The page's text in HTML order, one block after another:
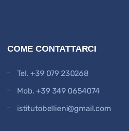
COME CONTATTARCI
Tel.+39 079 230268
Mob.+39 349 0654074
istitutobellieni@gmail.com